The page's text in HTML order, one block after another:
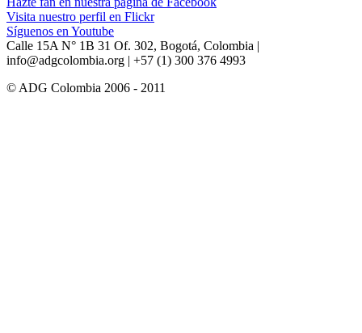
Visita nuestro perfil en Flickr
Síguenos en Youtube
Calle 15A N° 1B 31 Of. 302, Bogotá, Colombia |
info@adgcolombia.org | +57 (1) 300 376 4993
© ADG Colombia 2006 - 2011